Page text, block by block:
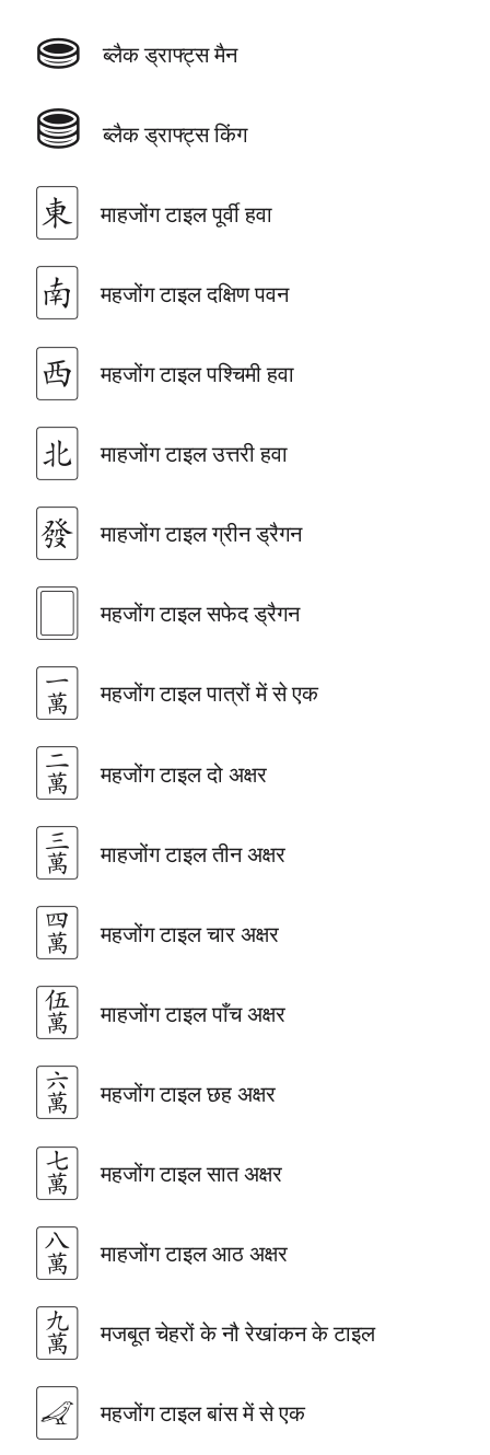
⛂
ब्लैक ड्राफ्ट्स मैन
⛃ ब्लैक ड्राफ्ट्स किंग
🀀 माहजोंग टाइल पूर्वी हवा
🀁 महजोंग टाइल दक्षिण पवन
🀂 महजोंग टाइल पश्चिमी हवा
🀃 माहजोंग टाइल उत्तरी हवा
🀅 माहजोंग टाइल ग्रीन ड्रैगन
🀆 महजोंग टाइल सफेद ड्रैगन
🀇 महजोंग टाइल पात्रों में से एक
🀈 महजोंग टाइल दो अक्षर
🀉 माहजोंग टाइल तीन अक्षर
🀊 महजोंग टाइल चार अक्षर
🀋 माहजोंग टाइल पाँच अक्षर
🀌 महजोंग टाइल छह अक्षर
🀍 महजोंग टाइल सात अक्षर
🀎 माहजोंग टाइल आठ अक्षर
🀏 मजबूत चेहरों के नौ रेखांकन के टाइल
🀐 महजोंग टाइल बांस में से एक